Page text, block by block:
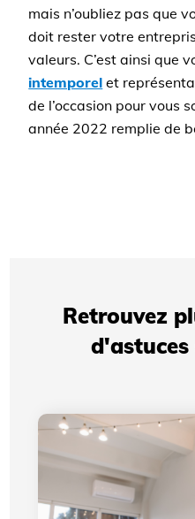
mais n’oubliez pas que
doit rester votre
valeurs. C’est ainsi que
intemporel et
de l’occasion pour vous
année 2022 remplie de
Retrouvez
Présentations
identité visuelle